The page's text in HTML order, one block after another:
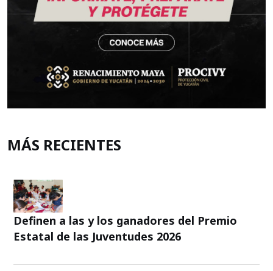
MÁS RECIENTES
Definen a las y los ganadores del Premio
Estatal de las Juventudes 2026